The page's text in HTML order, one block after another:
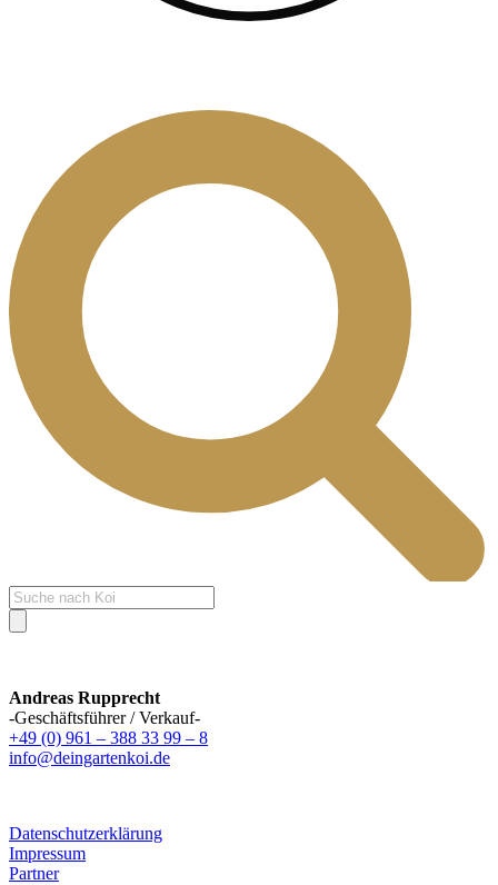
Products
search
Andreas Rupprecht
-Geschäftsführer / Verkauf-
+49 (0) 961 – 388 33 99 – 8
info@deingartenkoi.de
Datenschutzerklärung
Impressum
Partner